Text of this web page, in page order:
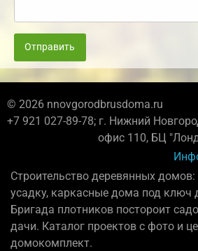
Отправить
© 2026 nnovgorodbrusdoma.ru
+7 921 027-89-78; г. Нижний
офис 110, БЦ
Строительство деревянных
усадку, каркасные дома под ключ
Бригада плотников постороит
дачи. Каталог проектов с фото и
домокомплект.